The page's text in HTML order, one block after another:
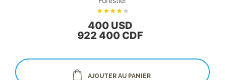
400 USD
922 400 CDF
AJOUTER AU PANIER